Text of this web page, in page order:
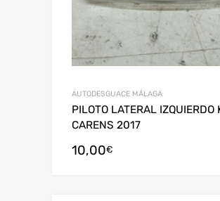
AUTODESGUACE MÁLAGA
PILOTO LATERAL IZQUIERDO
CARENS 2017
10,00€